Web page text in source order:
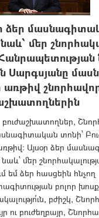
ձեր
մեր
Սարգսյանը
բուժաշխատողներ,
տոնի՝
Այսօր ձեր
նաև՝ մեր
եմ ձեր հասցեին հնչող
բոլոր
բժիշկ,
ու բուժեղբայր,